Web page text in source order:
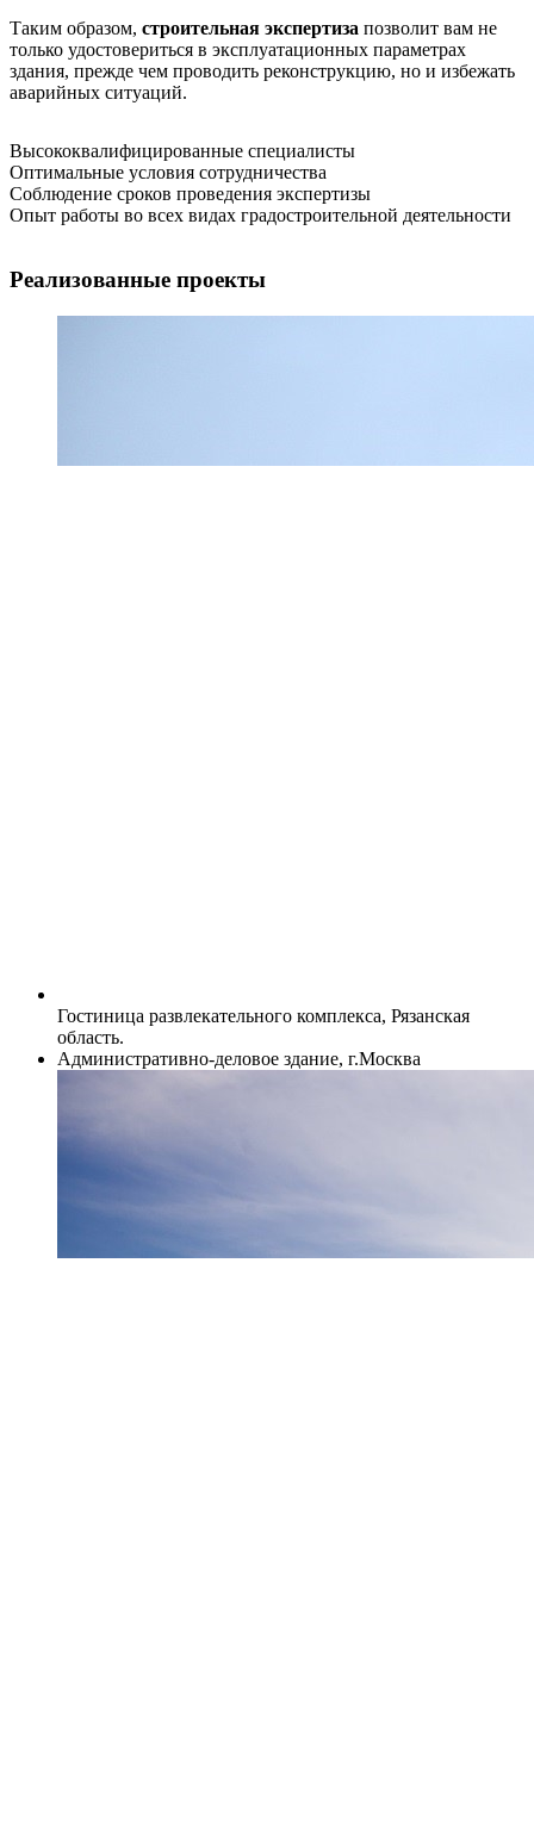
Таким образом, строительная экспертиза позволит вам не
только удостовериться в эксплуатационных параметрах
здания, прежде чем проводить реконструкцию, но и избежать
аварийных ситуаций.
Высококвалифицированные специалисты
Оптимальные условия сотрудничества
Соблюдение сроков проведения экспертизы
Опыт работы во всех видах градостроительной деятельности
Реализованные проекты
Гостиница развлекательного комплекса, Рязанская
область.
Административно-деловое здание, г.Москва